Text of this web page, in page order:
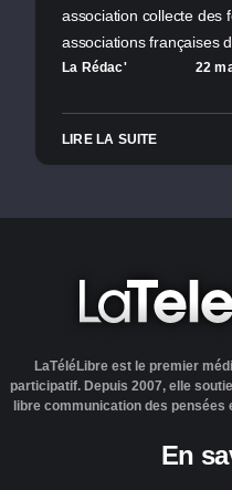
association collecte des
associations françaises
La Rédac' 22
LIRE LA SUITE
LaTéléLibre est le premier
participatif. Depuis 2007, elle
libre communication des pensées
En